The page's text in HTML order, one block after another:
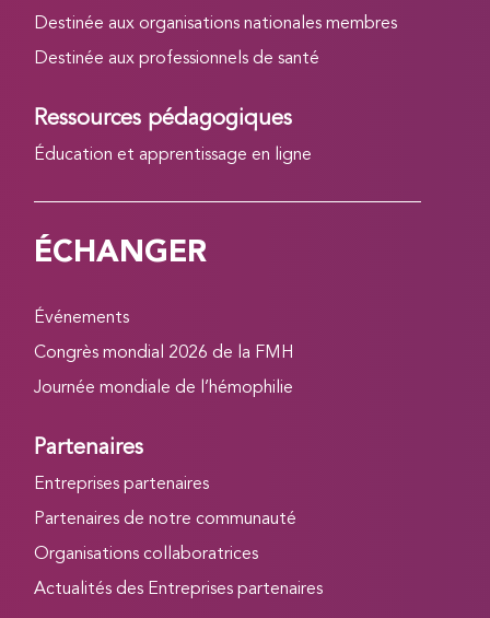
Destinée aux organisations nationales membres
Destinée aux professionnels de santé
Ressources pédagogiques
Éducation et apprentissage en ligne
ÉCHANGER
Événements
Congrès mondial 2026 de la FMH
Journée mondiale de l’hémophilie
Partenaires
Entreprises partenaires
Partenaires de notre communauté
Organisations collaboratrices
Actualités des Entreprises partenaires